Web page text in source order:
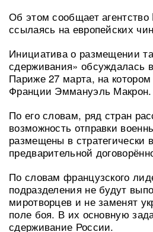
Об этом сообщает агентство
ссылаясь на европейских
Инициатива о размещении
сдерживания» обсуждалась
Париже 27 марта, на
Франции Эммануэль Макрон.
По его словам, ряд стран
возможность отправки
размещены в стратегически
предварительной
По словам французского
подразделения не будут
миротворцев и не заменят
поле боя. В их основную
сдерживание России.